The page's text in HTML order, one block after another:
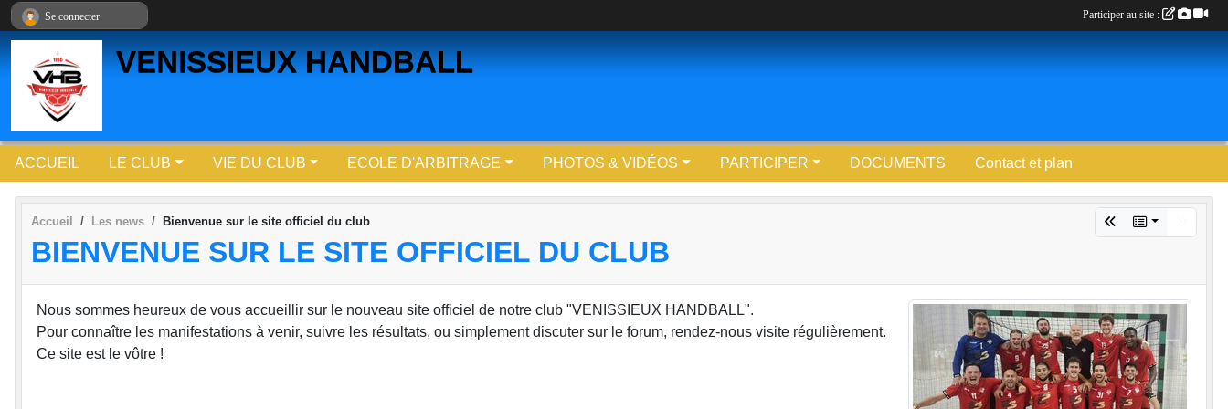
VENISSIEUX HANDBALL
ACCUEIL LE CLUB VIE DU CLUB ECOLE D'ARBITRAGE PHOTOS & VIDÉOS PARTICIPER DOCUMENTS Contact et plan
Accueil Les news Bienvenue sur le site officiel du club
BIENVENUE SUR LE SITE OFFICIEL DU CLUB
Nous sommes heureux de vous accueillir sur le nouveau site officiel de notre club "VENISSIEUX HANDBALL".
Pour connaître les manifestations à venir, suivre les résultats, ou simplement discuter sur le forum, rendez-nous visite régulièrement.
Ce site est le vôtre !
Se connecter Participer au site :
Panneau de gestion des cookies